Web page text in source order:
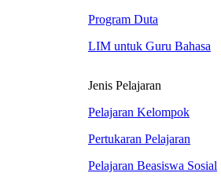
Program Duta
LIM untuk Guru Bahasa
Jenis Pelajaran
Pelajaran Kelompok
Pertukaran Pelajaran
Pelajaran Beasiswa Sosial